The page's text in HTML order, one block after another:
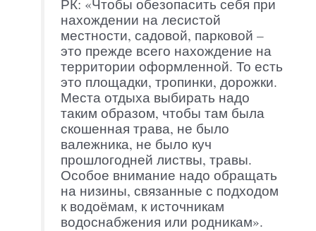
РК: «Чтобы обезопасить себя при
нахождении на лесистой
местности, садовой, парковой –
это прежде всего нахождение на
территории оформленной. То есть
это площадки, тропинки, дорожки.
Места отдыха выбирать надо
таким образом, чтобы там была
скошенная трава, не было
валежника, не было куч
прошлогодней листвы, травы.
Особое внимание надо обращать
на низины, связанные с подходом
к водоёмам, к источникам
водоснабжения или родникам».